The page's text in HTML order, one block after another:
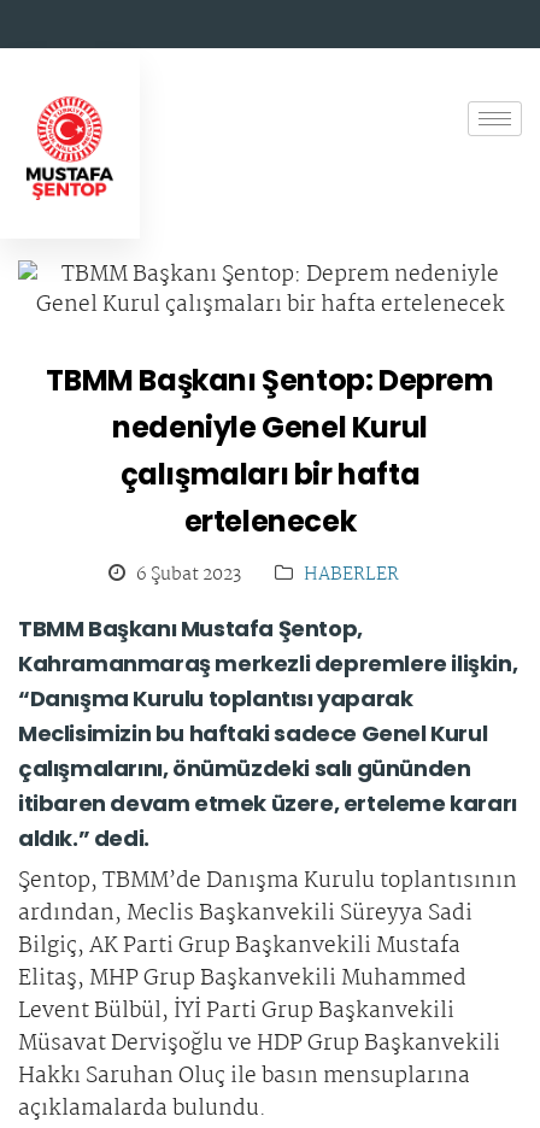
TBMM Başkanı Şentop: Deprem
nedeniyle Genel Kurul
çalışmaları bir hafta
ertelenecek
6 Şubat 2023 HABERLER
TBMM Başkanı Mustafa Şentop,
Kahramanmaraş merkezli depremlere ilişkin,
“Danışma Kurulu toplantısı yaparak
Meclisimizin bu haftaki sadece Genel Kurul
çalışmalarını, önümüzdeki salı gününden
itibaren devam etmek üzere, erteleme kararı
aldık.” dedi.
Şentop, TBMM’de Danışma Kurulu toplantısının
ardından, Meclis Başkanvekili Süreyya Sadi
Bilgiç, AK Parti Grup Başkanvekili Mustafa
Elitaş, MHP Grup Başkanvekili Muhammed
Levent Bülbül, İYİ Parti Grup Başkanvekili
Müsavat Dervişoğlu ve HDP Grup Başkanvekili
Hakkı Saruhan Oluç ile basın mensuplarına
açıklamalarda bulundu.